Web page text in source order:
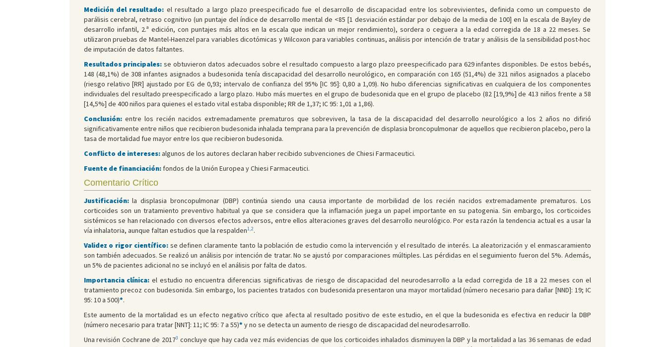
Medición del resultado: el resultado a largo plazo preespecificado fue el desarrollo de discapacidad entre los sobrevivientes, definida como un compuesto de
parálisis cerebral, retraso cognitivo (un puntaje del índice de desarrollo mental de <85 [1 desviación estándar por debajo de la media de 100] en la escala de Bayley de
desarrollo infantil, 2.ª edición, con puntajes más altos en la escala que indican un mejor rendimiento), sordera o ceguera a la edad corregida de 18 a 22 meses. Se
utilizaron pruebas de Mantel-Haenzel para variables dicotómicas y Wilcoxon para variables continuas, análisis por intención de tratar y análisis de la sensibilidad post-hoc
de imputación de datos faltantes.
Resultados principales:se obtuvieron datos adecuados sobre el resultado compuesto a largo plazo preespecificado para 629 infantes disponibles. De estos bebés,
148 (48,1%) de 308 infantes asignados a budesonida tenía discapacidad del desarrollo neurológico, en comparación con 165 (51,4%) de 321 niños asignados a placebo
(riesgo relativo [RR] ajustado por EG de 0,93; intervalo de confianza del 95% [IC 95]: 0,80 a 1,09). No hubo diferencias significativas en cualquiera de los componentes
individuales del resultado preespecificado a largo plazo. Hubo más muertes en el grupo de budesonida que en el grupo de placebo (82 [19,9%] de 413 niños frente a 58
[14,5%] de 400 niños para quienes el estado vital estaba disponible; RR de 1,37; IC 95: 1,01 a 1,86).
Conclusión: entre los recién nacidos extremadamente prematuros que sobreviven, la tasa de la discapacidad del desarrollo neurológico a los 2 años no difirió
significativamente entre niños que recibieron budesonida inhalada temprana para la prevención de displasia broncopulmonar de aquellos que recibieron placebo, pero la
tasa de mortalidad fue mayor entre los que recibieron budesonida.
Conflicto de intereses:algunos de los autores declaran haber recibido subvenciones de Chiesi Farmaceutici.
Fuente de financiación:fondos de la Unión Europea y Chiesi Farmaceutici.
Comentario Crítico
Justificación:la displasia broncopulmonar (DBP) continúa siendo una causa importante de morbilidad de los recién nacidos extremadamente prematuros. Los
corticoides son un tratamiento preventivo habitual ya que se considera que la inflamación juega un papel importante en su patogenia. Sin embargo, los corticoides
sistémicos se han relacionado con diversos efectos adversos, entre ellos alteraciones graves del desarrollo neurológico. Por esta razón la tendencia actual es a usar la
vía inhalatoria, aunque faltan estudios que la respalden1,2.
Validez o rigor científico:se definen claramente tanto la población de estudio como la intervención y el resultado de interés. La aleatorización y el enmascaramiento
son también adecuados. Se realizó un análisis por intención de tratar. No se ajustó por comparaciones múltiples. Las pérdidas en el seguimiento fueron del 5%. Además,
un 5% de pacientes adicional no se incluyó en el análisis por falta de datos.
Importancia clínica:el estudio no encuentra diferencias significativas de riesgo de discapacidad del neurodesarrollo a la edad corregida de 18 a 22 meses con el
tratamiento precoz con budesonida. Sin embargo, los pacientes tratados con budesonida presentaron una mayor mortalidad (número necesario para dañar [NND]: 19; IC
95: 10 a 500)*.
Este aumento de la mortalidad es un efecto negativo crítico que afecta al resultado positivo de este estudio, en el que la budesonida es efectiva en reducir la DBP
(número necesario para tratar [NNT]: 11; IC 95: 7 a 55)* y no se detecta un aumento de riesgo de discapacidad del neurodesarrollo.
Una revisión Cochrane de 20173 concluye que hay cada vez más evidencias de que los corticoides inhalados disminuyen la DBP y la mortalidad a las 36 semanas de edad